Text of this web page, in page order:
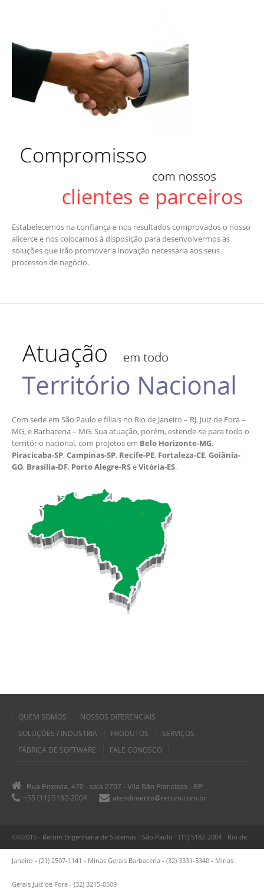
Estabelecemos na confiança e nos resultados comprovados o nosso
alicerce e nos colocamos à disposição para desenvolvermos as
soluções que irão promover a inovação necessária aos seus
processos de negócio.
Com sede em São Paulo e filiais no Rio de Janeiro – RJ, Juiz de Fora –
MG, e Barbacena – MG. Sua atuação, porém, estende-se para todo o
território nacional, com projetos em Belo Horizonte-MG,
Piracicaba-SP,Campinas-SP, Recife-PE, Fortaleza-CE,Goiânia-
GO, Brasília-DF, Porto Alegre-RSeVitória-ES.
QUEM SOMOS
NOSSOS DIFERENCIAIS
SOLUÇÕES / INDUSTRIA
PRODUTOS
SERVIÇOS
FÁBRICA DE SOFTWARE
FALE CONOSCO
Rua Enxovia, 472 - sala 2707 - Vila São Francisco - SP
+55 (11) 5182-2004
atendimento@rerum.com.br
©©2015 - Rerum Engenharia de Sistemas - São Paulo - (11) 5182-2004 - Rio de
Janeiro - (21) 2507-1141 - Minas Gerais Barbacena - (32) 3331-5340 - Minas
Gerais Juiz de Fora - (32) 3215-0509